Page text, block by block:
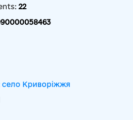
22
село Криворіжжя